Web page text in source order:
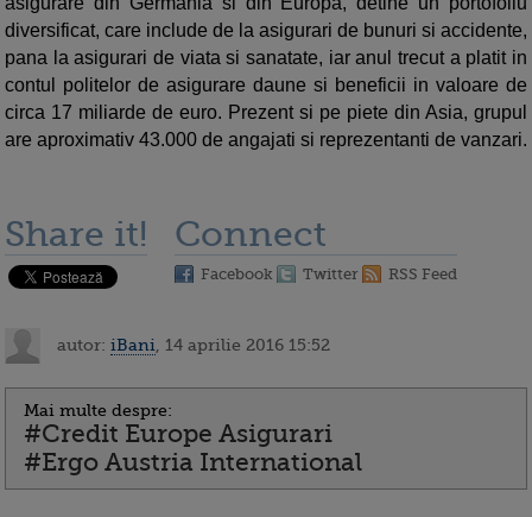
diversificat, care include de la asigurari de bunuri si accidente,
pana la asigurari de viata si sanatate, iar anul trecut a platit in
contul politelor de asigurare daune si beneficii in valoare de
circa 17 miliarde de euro. Prezent si pe piete din Asia, grupul
are aproximativ 43.000 de angajati si reprezentanti de vanzari.
Share it! Connect
Facebook Twitter RSS Feed
autor: iBani , 14 aprilie 2016 15:52
Mai multe despre:
#Credit Europe Asigurari
#Ergo Austria International